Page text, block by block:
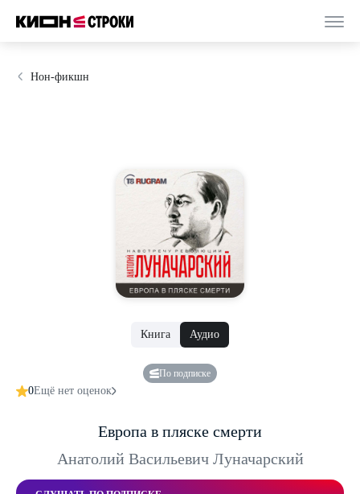
Нон-фикшн
Книга Аудио
По подписке
0Ещё нет оценок
Европа в пляске смерти
Анатолий Васильевич Луначарский